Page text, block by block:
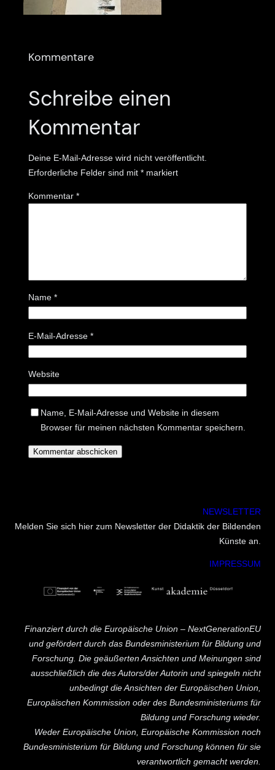
Kommentare
Schreibe einen
Kommentar
Deine E-Mail-Adresse wird nicht veröffentlicht.
Erforderliche Felder sind mit * markiert
Kommentar *
Name *
E-Mail-Adresse *
Website
Name, E-Mail-Adresse und Website in diesem
Browser für meinen nächsten Kommentar speichern.
NEWSLETTER
Melden Sie sich hier zum Newsletter der Didaktik der Bildenden
Künste an.
IMPRESSUM
Finanziert durch die Europäische Union – NextGenerationEU
und gefördert durch das Bundesministerium für Bildung und
Forschung. Die geäußerten Ansichten und Meinungen sind
ausschließlich die des Autors/der Autorin und spiegeln nicht
unbedingt die Ansichten der Europäischen Union,
Europäischen Kommission oder des Bundesministeriums für
Bildung und Forschung wieder.
Weder Europäische Union, Europäische Kommission noch
Bundesministerium für Bildung und Forschung können für sie
verantwortlich gemacht werden.